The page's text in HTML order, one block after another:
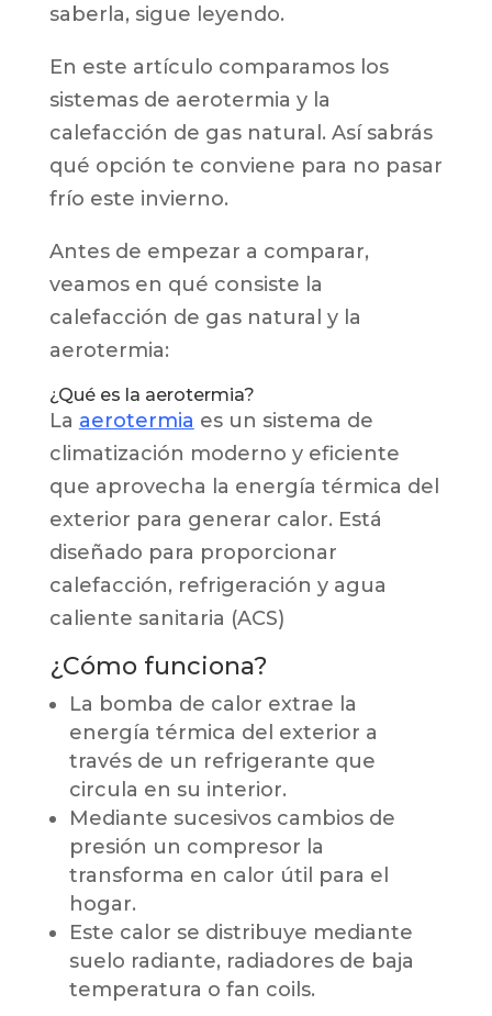
saberla, sigue leyendo.
En este artículo comparamos los
sistemas de aerotermia y la
calefacción de gas natural. Así sabrás
qué opción te conviene para no pasar
frío este invierno.
Antes de empezar a comparar,
veamos en qué consiste la
calefacción de gas natural y la
aerotermia:
¿Qué es la aerotermia?
La aerotermia es un sistema de
climatización moderno y eficiente
que aprovecha la energía térmica del
exterior para generar calor. Está
diseñado para proporcionar
calefacción, refrigeración y agua
caliente sanitaria (ACS)
¿Cómo funciona?
La bomba de calor extrae la
energía térmica del exterior a
través de un refrigerante que
circula en su interior.
Mediante sucesivos cambios de
presión un compresor la
transforma en calor útil para el
hogar.
Este calor se distribuye mediante
suelo radiante, radiadores de baja
temperatura o fan coils.